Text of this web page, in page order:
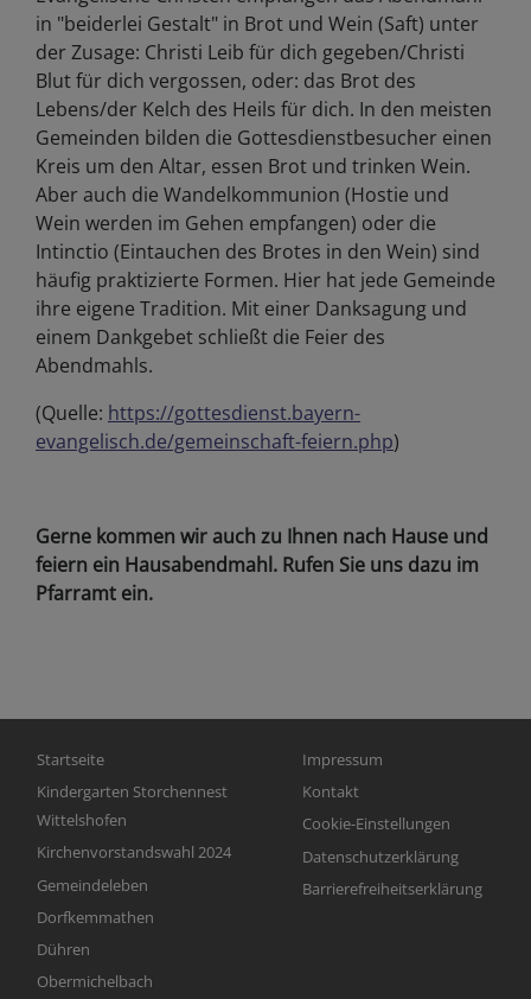
in "beiderlei Gestalt" in Brot und Wein (Saft) unter
der Zusage: Christi Leib für dich gegeben/Christi
Blut für dich vergossen, oder: das Brot des
Lebens/der Kelch des Heils für dich. In den meisten
Gemeinden bilden die Gottesdienstbesucher einen
Kreis um den Altar, essen Brot und trinken Wein.
Aber auch die Wandelkommunion (Hostie und
Wein werden im Gehen empfangen) oder die
Intinctio (Eintauchen des Brotes in den Wein) sind
häufig praktizierte Formen. Hier hat jede Gemeinde
ihre eigene Tradition. Mit einer Danksagung und
einem Dankgebet schließt die Feier des
Abendmahls.
(Quelle: https://gottesdienst.bayern-
evangelisch.de/gemeinschaft-feiern.php)
Gerne kommen wir auch zu Ihnen nach Hause und
feiern ein Hausabendmahl. Rufen Sie uns dazu im
Pfarramt ein.
Hauptnavigation
Startseite
Kindergarten Storchennest
Wittelshofen
Kirchenvorstandswahl 2024
Gemeindeleben
Dorfkemmathen
Dühren
Obermichelbach
Fußbereichsmenü
Impressum
Kontakt
Cookie-Einstellungen
Datenschutzerklärung
Barrierefreiheitserklärung